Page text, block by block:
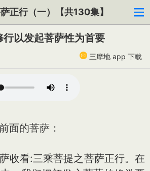
正行（一）【共130集】
以发起菩萨性为首要
三摩地 app 下载
的菩萨：
看:三乘菩提之菩萨正行。在